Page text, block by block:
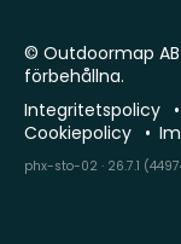
© Outdoormap
förbehållna.
Integritetspolicy
Cookiepolicy
phx-sto-02 · 26.7.1